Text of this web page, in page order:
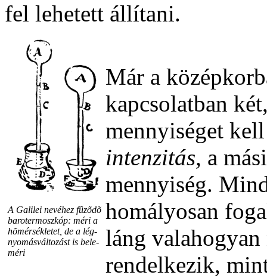
fel lehetett állítani.
A Galilei nevéhez fûzõdõ
barotermoszkóp: méri a
hõmérsékletet, de a lég-
nyomásváltozást is bele-
méri
Már a
kapcsolatban
mennyiséget
intenzitás, a
mennyiség.
homályosan
láng
rendelkezik,